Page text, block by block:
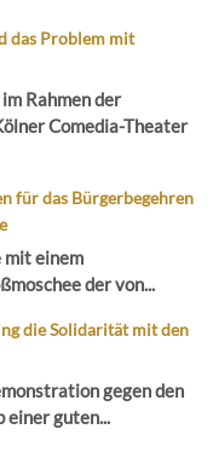
das Problem mit
Rahmen der
Comedia-Theater
für das Bürgerbegehren
einem
der von...
die Solidarität mit den
gegen den
einer guten...